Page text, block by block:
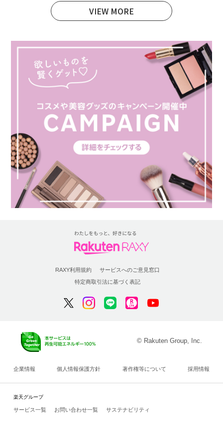
VIEW MORE
RAXY利用規約
サービスへのご意見窓口
特定商取引法に基づく表記
© Rakuten Group, Inc.
企業情報 個人情報保護方針 著作権等について 採用情報
楽天グループ
サービス一覧 お問い合わせ一覧 サステナビリティ